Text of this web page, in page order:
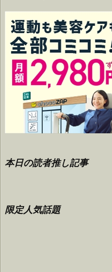
本日の読者推し記事
限定人気話題